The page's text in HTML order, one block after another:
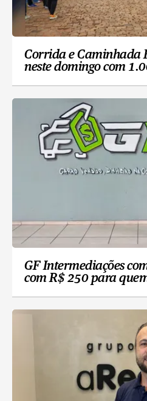
Corrida e Caminhada
neste domingo com
GF Intermediações
com R$ 250 para